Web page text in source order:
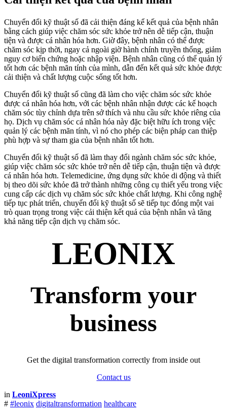
Chuyển đổi kỹ thuật số đã cải thiện đáng kể kết quả của bệnh nhân
bằng cách giúp việc chăm sóc sức khỏe trở nên dễ tiếp cận, thuận
tiện và được cá nhân hóa hơn. Giờ đây, bệnh nhân có thể được
chăm sóc kịp thời, ngay cả ngoài giờ hành chính truyền thống, giảm
nguy cơ biến chứng hoặc nhập viện. Bệnh nhân cũng có thể quản lý
tốt hơn các bệnh mãn tính của mình, dẫn đến kết quả sức khỏe được
cải thiện và chất lượng cuộc sống tốt hơn.
Chuyển đổi kỹ thuật số cũng đã làm cho việc chăm sóc sức khỏe
được cá nhân hóa hơn, với các bệnh nhân nhận được các kế hoạch
chăm sóc tùy chỉnh dựa trên sở thích và nhu cầu sức khỏe riêng của
họ. Dịch vụ chăm sóc cá nhân hóa này đặc biệt hữu ích trong việc
quản lý các bệnh mãn tính, vì nó cho phép các biện pháp can thiệp
phù hợp và sự tham gia của bệnh nhân tốt hơn.
Chuyển đổi kỹ thuật số đã làm thay đổi ngành chăm sóc sức khỏe,
giúp việc chăm sóc sức khỏe trở nên dễ tiếp cận, thuận tiện và được
cá nhân hóa hơn. Telemedicine, ứng dụng sức khỏe di động và thiết
bị theo dõi sức khỏe đã trở thành những công cụ thiết yếu trong việc
cung cấp các dịch vụ chăm sóc sức khỏe chất lượng. Khi công nghệ
tiếp tục phát triển, chuyển đổi kỹ thuật số sẽ tiếp tục đóng một vai
trò quan trọng trong việc cải thiện kết quả của bệnh nhân và tăng
khả năng tiếp cận dịch vụ chăm sóc.
LEONIX
Transform your
business
Get the digital transformation correctly from inside out
Contact us
in LeoniXpress
# #leonix digitaltransformation healthcare